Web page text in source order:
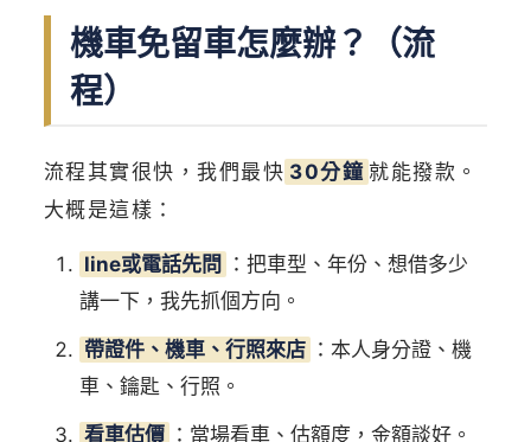
機車免留車怎麼辦？（流
程）
流程其實很快，我們最快 30分鐘 就能撥款。
大概是這樣：
line或電話先問
：把車型、年份、想借多少
講一下，我先抓個方向。
帶證件、機車、行照來店 ：本人身分證、機
車、鑰匙、行照。
看車估價 ：當場看車、估額度，金額談好。